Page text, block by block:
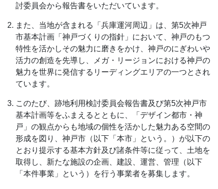
討委員会から報告書をいただいています。
また、当地が含まれる「兵庫運河周辺」は、第5次神戸
市基本計画「神戸づくりの指針」において、神戸のもつ
特性を活かしその魅力に磨きをかけ、神戸のにぎわいや
活力の創造を先導し、メガ・リージョンにおける神戸の
魅力を世界に発信するリーディングエリアの一つとされ
ています。
このたび、跡地利用検討委員会報告書及び第5次神戸市
基本計画等をふまえるとともに、「デザイン都市・神
戸」の観点からも地域の個性を活かした魅力ある空間の
形成を図り、神戸市（以下「本市」という。）が以下の
とおり提示する基本方針及び諸条件等に従って、土地を
取得し、新たな施設の企画、建設、運営、管理（以下
「本件事業」という）を行う事業者を募集します。